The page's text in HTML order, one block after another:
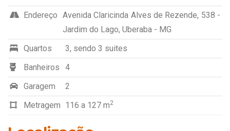
Endereço Avenida Claricinda Alves de Rezende, 538 -
Jardim do Lago, Uberaba - MG
Quartos
3, sendo 3 suites
Banheiros
4
Garagem
2
Metragem 116 a 127 m2